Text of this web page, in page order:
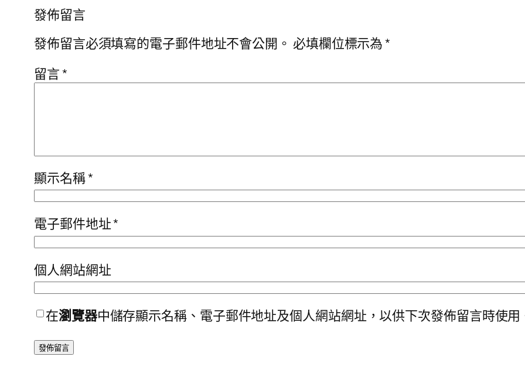
發佈留言
發佈留言必須填寫的電子郵件地址不會公開。 必填欄位標示為*
留言*
顯示名稱*
電子郵件地址*
個人網站網址
在瀏覽器中儲存顯示名稱、電子郵件地址及個人網站網址，以供下次發佈留言時使用